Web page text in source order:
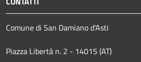
Comune di San Damiano d'Asti
Piazza Libertà n. 2 - 14015 (AT)